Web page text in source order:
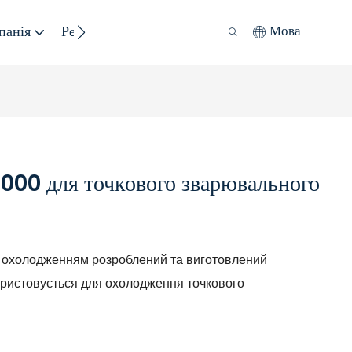
Ресурс Сталий Розвиток Мова
для точкового зварювального
розроблений та виготовлений
для охолодження точкового